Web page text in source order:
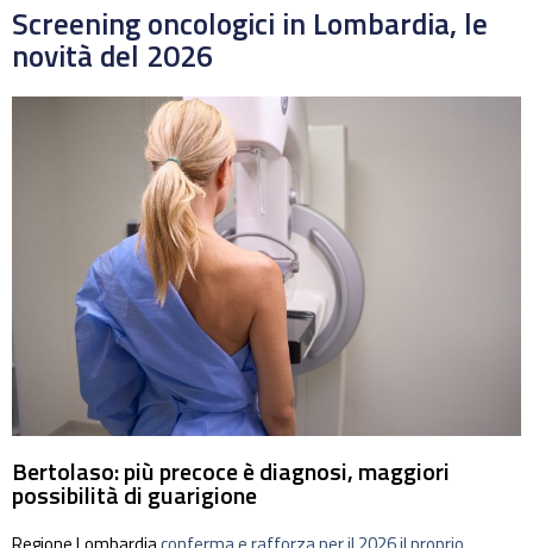
Screening oncologici in Lombardia, le
novità del 2026
Bertolaso: più precoce è diagnosi, maggiori
possibilità di guarigione